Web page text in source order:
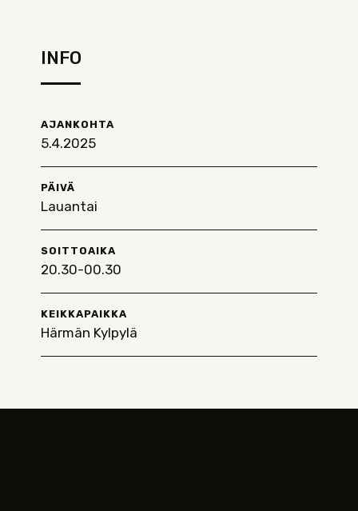
INFO
AJANKOHTA
5.4.2025
PÄIVÄ
Lauantai
SOITTOAIKA
20.30-00.30
KEIKKAPAIKKA
Härmän Kylpylä